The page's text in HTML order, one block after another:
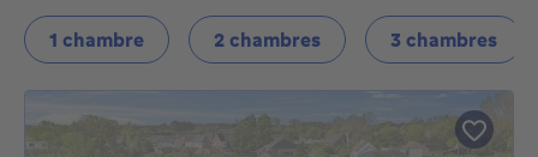
1 chambre 2 chambres 3 chambres